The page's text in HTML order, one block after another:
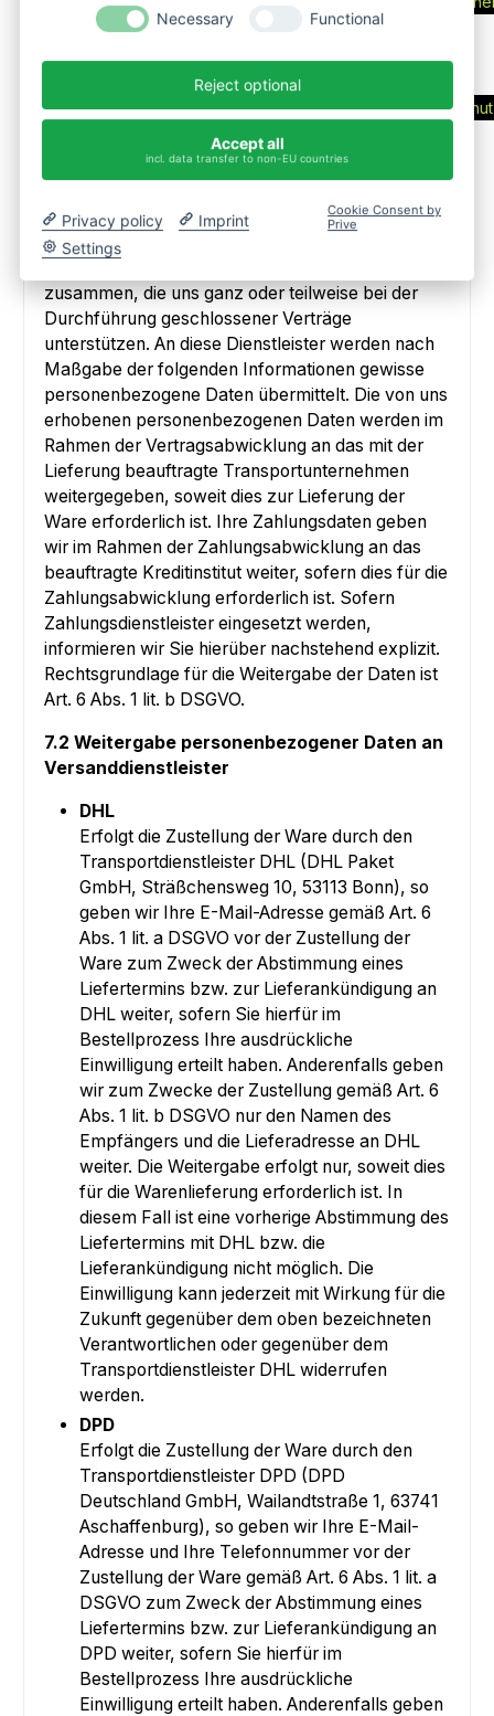
und-tracking/
Die Datenschutzerklärung von CleverReach
können Sie hier
einsehen:
https://www.cleverreach.com/de/
7) Datenverarbeitung zur
7.1Zur Abwicklung Ihrer Bestellung arbeiten wir
zusammen, die uns ganz oder teilweise bei der
Durchführung geschlossener Verträge
unterstützen. An diese Dienstleister werden nach
Maßgabe der folgenden Informationen gewisse
personenbezogene Daten übermittelt. Die von uns
erhobenen personenbezogenen Daten werden im
Rahmen der Vertragsabwicklung an das mit der
Lieferung beauftragte Transportunternehmen
weitergegeben, soweit dies zur Lieferung der
Ware erforderlich ist. Ihre Zahlungsdaten geben
wir im Rahmen der Zahlungsabwicklung an das
beauftragte Kreditinstitut weiter, sofern dies für die
Zahlungsabwicklung erforderlich ist. Sofern
Zahlungsdienstleister eingesetzt werden,
informieren wir Sie hierüber nachstehend explizit.
Rechtsgrundlage für die Weitergabe der Daten ist
Art. 6 Abs. 1 lit. b DSGVO.
7.2 Weitergabe personenbezogener Daten an
Versanddienstleister
DHL
Erfolgt die Zustellung der Ware durch den
Transportdienstleister DHL (DHL Paket
GmbH, Sträßchensweg 10, 53113 Bonn), so
geben wir Ihre E-Mail-Adresse gemäß Art. 6
Abs. 1 lit. a DSGVO vor der Zustellung der
Ware zum Zweck der Abstimmung eines
Liefertermins bzw. zur Lieferankündigung an
DHL weiter, sofern Sie hierfür im
Bestellprozess Ihre ausdrückliche
Einwilligung erteilt haben. Anderenfalls geben
wir zum Zwecke der Zustellung gemäß Art. 6
Abs. 1 lit. b DSGVO nur den Namen des
Empfängers und die Lieferadresse an DHL
weiter. Die Weitergabe erfolgt nur, soweit dies
für die Warenlieferung erforderlich ist. In
diesem Fall ist eine vorherige Abstimmung des
Liefertermins mit DHL bzw. die
Lieferankündigung nicht möglich. Die
Einwilligung kann jederzeit mit Wirkung für die
Zukunft gegenüber dem oben bezeichneten
Verantwortlichen oder gegenüber dem
Transportdienstleister DHL widerrufen
werden.
DPD
Erfolgt die Zustellung der Ware durch den
Transportdienstleister DPD (DPD
Deutschland GmbH, Wailandtstraße 1, 63741
Aschaffenburg), so geben wir Ihre E-Mail-
Adresse und Ihre Telefonnummer vor der
Zustellung der Ware gemäß Art. 6 Abs. 1 lit. a
DSGVO zum Zweck der Abstimmung eines
Liefertermins bzw. zur Lieferankündigung an
DPD weiter, sofern Sie hierfür im
Bestellprozess Ihre ausdrückliche
Einwilligung erteilt haben. Anderenfalls geben
Necessary Functional
Reject optional
Accept all
incl. data transfer to non-EU countries
Privacy policy
Imprint
Settings
Cookie Consent by
Prive